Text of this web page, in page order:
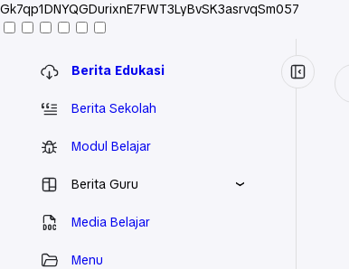
Gk7qp1DNYQGDurixnE7FWT3LyBvSK3asrvqSm057
Berita Edukasi
Berita Sekolah
Modul Belajar
Berita Guru
Media Belajar
Menu